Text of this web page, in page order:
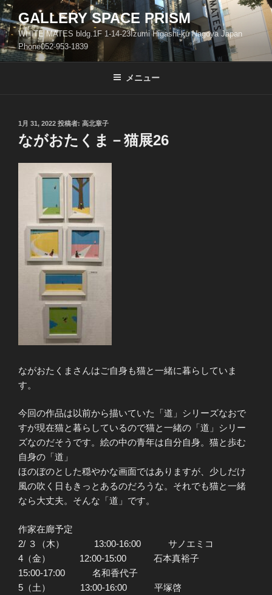
コ
ン
テ
ン
ツ
GALLERY SPACE PRISM
WHITE MATES bldg.1F 1-14-23Izumi Higashi-ku Nagoya Japan
Phone052-953-1839
メニュー
投
稿
日:
1月 31, 2022 投稿者: 高北章子
ながおたくま－猫展26
ながおたくまさんはご自身も猫と一緒に暮らしていま
す。
今回の作品は以前から描いていた「道」シリーズなおで
すが現在猫と暮らしているので猫と一緒の「道」シリー
ズなのだそうです。絵の中の青年は自分自身。猫と歩む
自身の「道」
ほのぼのとした穏やかな画面ではありますが、少しだけ
風の吹く日もきっとあるのだろうな。それでも猫と一緒
なら大丈夫。そんな「道」です。
作家在廊予定
2/ ３（木） 13:00-16:00 サノエミコ
4（金） 12:00-15:00 石本真裕子
15:00-17:00 名和香代子
5（土） 13:00-16:00 平塚啓